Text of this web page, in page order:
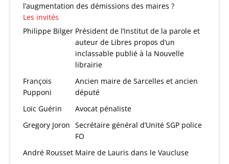
l’augmentation des démissions des maires ?
Les invités
Philippe Bilger Président de l’Institut de la parole et
auteur de Libres propos d’un
inclassable publié à la Nouvelle
librairie
François
Pupponi
Ancien maire de Sarcelles et ancien
député
Loïc Guérin
Avocat pénaliste
Gregory Joron Secrétaire général d’Unité SGP police
FO
André Rousset Maire de Lauris dans le Vaucluse